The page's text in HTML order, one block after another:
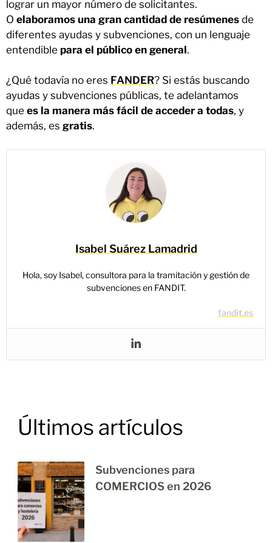
lograr un mayor número de solicitantes.
O elaboramos una gran cantidad de resúmenes de
diferentes ayudas y subvenciones, con un lenguaje
entendible para el público en general.
¿Qué todavía no eres FANDER? Si estás buscando
ayudas y subvenciones públicas, te adelantamos
que es la manera más fácil de acceder a todas, y
además, es gratis.
Isabel Suárez Lamadrid
Hola, soy Isabel, consultora para la tramitación y gestión de
subvenciones en FANDIT.
fandit.es
Últimos artículos
Subvenciones para
COMERCIOS en 2026